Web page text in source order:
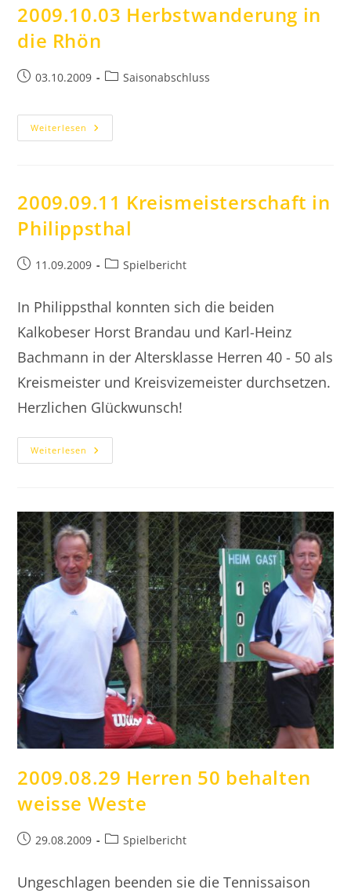
2009.10.03 Herbstwanderung in
die Rhön
Beitrag03.10.2009
Beitrags-
Saisonabschluss
Weiterlesen 2009.10.03
Herbstwanderung
2009.09.11 Kreismeisterschaft in
Philippsthal
Beitrag11.09.2009
Beitrags-
Spielbericht
In Philippsthal konnten sich die beiden
Kalkobeser Horst Brandau und Karl-Heinz
Bachmann in der Altersklasse Herren 40 - 50 als
Kreismeister und Kreisvizemeister durchsetzen.
Herzlichen Glückwunsch!
Weiterlesen 2009.09.11
Kreismeisterschaft
2009.08.29 Herren 50 behalten
weisse Weste
Beitrag29.08.2009
Beitrags-
Spielbericht
Ungeschlagen beenden sie die Tennissaison